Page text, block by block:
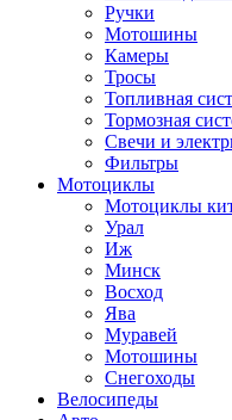
Ручки
Мотошины
Камеры
Тросы
Топливная
Тормозная
Свечи и
Фильтры
Мотоциклы
Мотоциклы
Урал
Иж
Минск
Восход
Ява
Муравей
Мотошины
Снегоходы
Велосипеды